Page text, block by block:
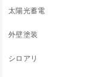
太陽光蓄電
外壁塗装
シロアリ